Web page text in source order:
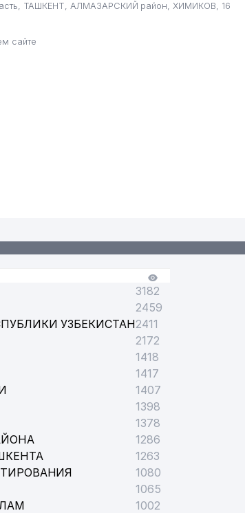
ТАШКЕНТ, АЛМАЗАРСКИЙ район, ХИМИКОВ, 16
сайте
3182
2459
УЗБЕКИСТАН2411
2172
1418
1417
1407
1398
1378
1286
1263
1080
1065
1002